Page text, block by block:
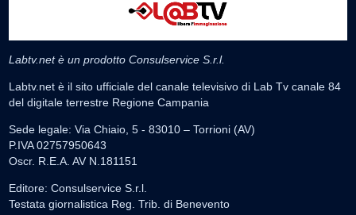
Labtv.net è un prodotto Consulservice S.r.l.
Labtv.net è il sito ufficiale del canale televisivo di Lab Tv canale 84
del digitale terrestre Regione Campania
Sede legale: Via Chiaio, 5 - 83010 – Torrioni (AV)
P.IVA 02757950643
Oscr. R.E.A. AV N.181151
Editore: Consulservice S.r.l.
Testata giornalistica Reg. Trib. di Benevento